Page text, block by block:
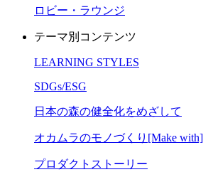
ロビー・ラウンジ
テーマ別コンテンツ
LEARNING STYLES
SDGs/ESG
日本の森の健全化をめざして
オカムラのモノづくり[Make with]
プロダクトストーリー